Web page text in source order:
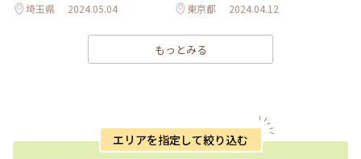
埼玉県 2024.05.04 東京都 2024.04.12
もっとみる
エリアを指定して絞り込む